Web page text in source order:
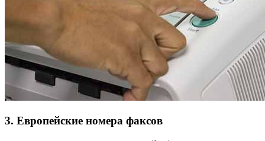
3. Европейские номера факсов